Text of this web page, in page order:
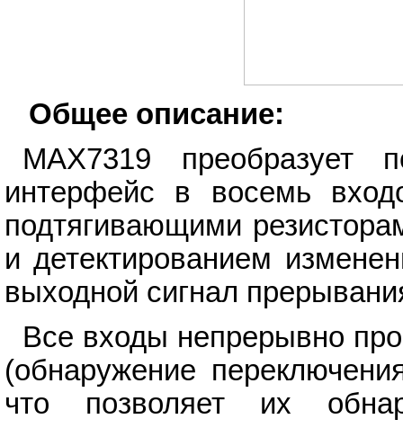
Общее описание:
MAX7319 преобразует
интерфейс в восемь
подтягивающими
и детектированием
выходной сигнал
Все входы непрерывно
(обнаружение
что позволяет их